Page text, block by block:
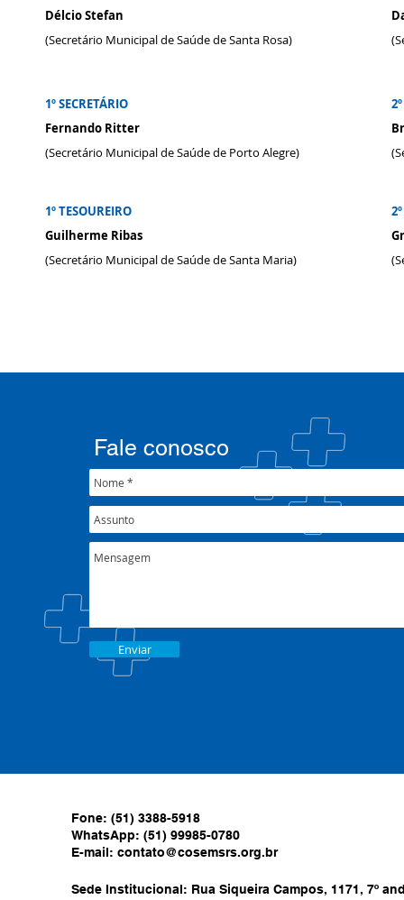
Délcio Stefan
(Secretário Municipal de Saúde de Santa Rosa)
1º SECRETÁRIO
Fernando Ritter
(Secretário Municipal de Saúde de Porto Alegre)
1º TESOUREIRO
Guilherme Ribas
(Secretário Municipal de Saúde de Santa Maria)
Enviar
Fale conosco
Fone: (51) 3388-5918
WhatsApp: (51) 99985-0780
E-mail: contato@cosemsrs.org.br
Sede Institucional: Rua Siqueira Campos, 1171, 7º